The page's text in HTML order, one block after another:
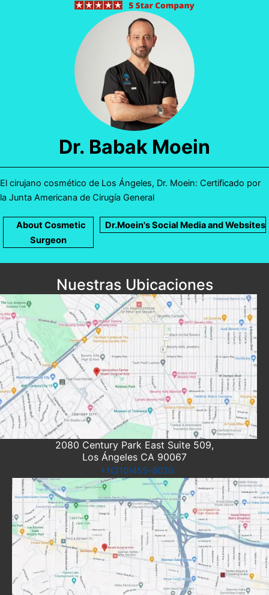
Dr. Babak Moein
El cirujano cosmético de Los Ángeles, Dr. Moein: Certificado por
la Junta Americana de Cirugía General
About Cosmetic
Surgeon
Dr.Moein's Social Media and Websites
Nuestras Ubicaciones
2080 Century Park East Suite 509,
Los Ángeles CA 90067
+1(310)455-8020